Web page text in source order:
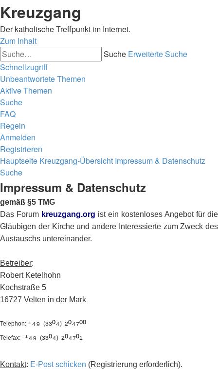
Kreuzgang
Der katholische Treffpunkt im Internet.
Zum Inhalt
Suche Erweiterte Suche
Schnellzugriff
Unbeantwortete Themen
Aktive Themen
Suche
FAQ
Regeln
Anmelden
Registrieren
Hauptseite Kreuzgang-Übersicht Impressum & Datenschutz
Suche
Impressum & Datenschutz
gemäß §5 TMG
Das Forum kreuzgang.org ist ein kostenloses Angebot für die
Gläubigen der Kirche und andere Interessierte zum Zweck des
Austauschs untereinander.
Betreiber:
Robert Ketelhohn
Kochstraße 5
16727 Velten in der Mark
Telephon: ⁺⁴⁹ (³³⁰⁴) ²⁰⁴⁷⁰⁰
Telefax: ⁺⁴⁹ (³³⁰⁴) ²⁰⁴⁷⁰¹
Kontakt: E-Post schicken (Registrierung erforderlich).